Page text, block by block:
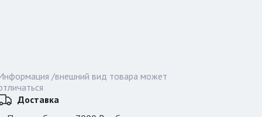
/внешний вид товара может
Доставка